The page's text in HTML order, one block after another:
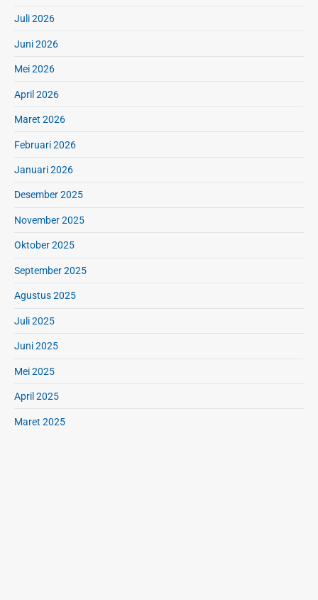
Juli 2026
Juni 2026
Mei 2026
April 2026
Maret 2026
Februari 2026
Januari 2026
Desember 2025
November 2025
Oktober 2025
September 2025
Agustus 2025
Juli 2025
Juni 2025
Mei 2025
April 2025
Maret 2025